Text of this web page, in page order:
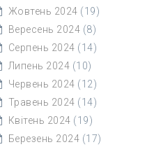
Жовтень 2024 (19)
Вересень 2024 (8)
Серпень 2024 (14)
Липень 2024 (10)
Червень 2024 (12)
Травень 2024 (14)
Квітень 2024 (19)
Березень 2024 (17)